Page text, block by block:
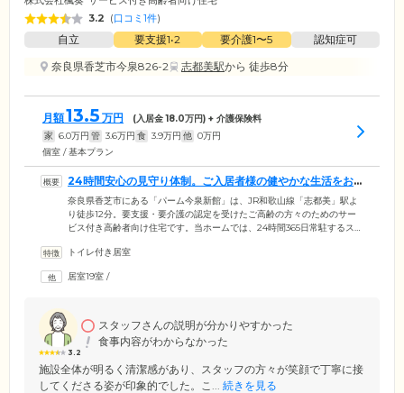
3.2 (口コミ1件)
自立 要支援1•2 要介護1〜5
認知症可
奈良県香芝市今泉826-2
志都美駅から 徒歩8分
月額13.5 万円 (入居金18.0万円) + 介護保険料
家 6.0万円 管 3.6万円 食 3.9万円 他 0万円
個室 / 基本プラン
24時間安心の見守り体制。ご入居者様の健やかな生活をお
守りいたします
奈良県香芝市にある「パーム今泉新館」は、JR和歌山線「志都美」駅よ
り徒歩12分。要支援・要介護の認定を受けたご高齢の方々のためのサー
ビス付き高齢者向け住宅です。当ホームでは、24時間365日常駐するスタ
や、ご夫婦での生活にお困りの方も、安心のサポート体制のもと暮らし
やかな生活をご支援しますので、心配事やお悩みなどお気軽にご相談く
トイレ付き居室
居室19室 /
3.2
スタッフさんの説明が分かりやすかった
食事内容がわからなかった
​施設全体が明るく清潔感があり、スタッフの方々が笑顔で丁寧に接
してくださる姿が印象的でした。こ... 続きを見る